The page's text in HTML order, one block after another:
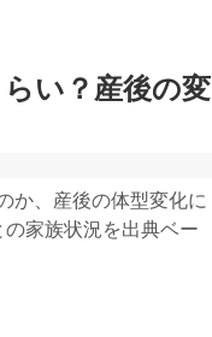
い？産後の変
か、産後の体型変化に
家族状況を出典ベー